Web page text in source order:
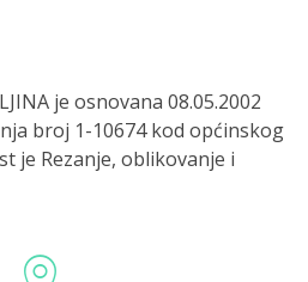
je osnovana 08.05.2002
broj 1-10674 kod općinskog
je Rezanje, oblikovanje i